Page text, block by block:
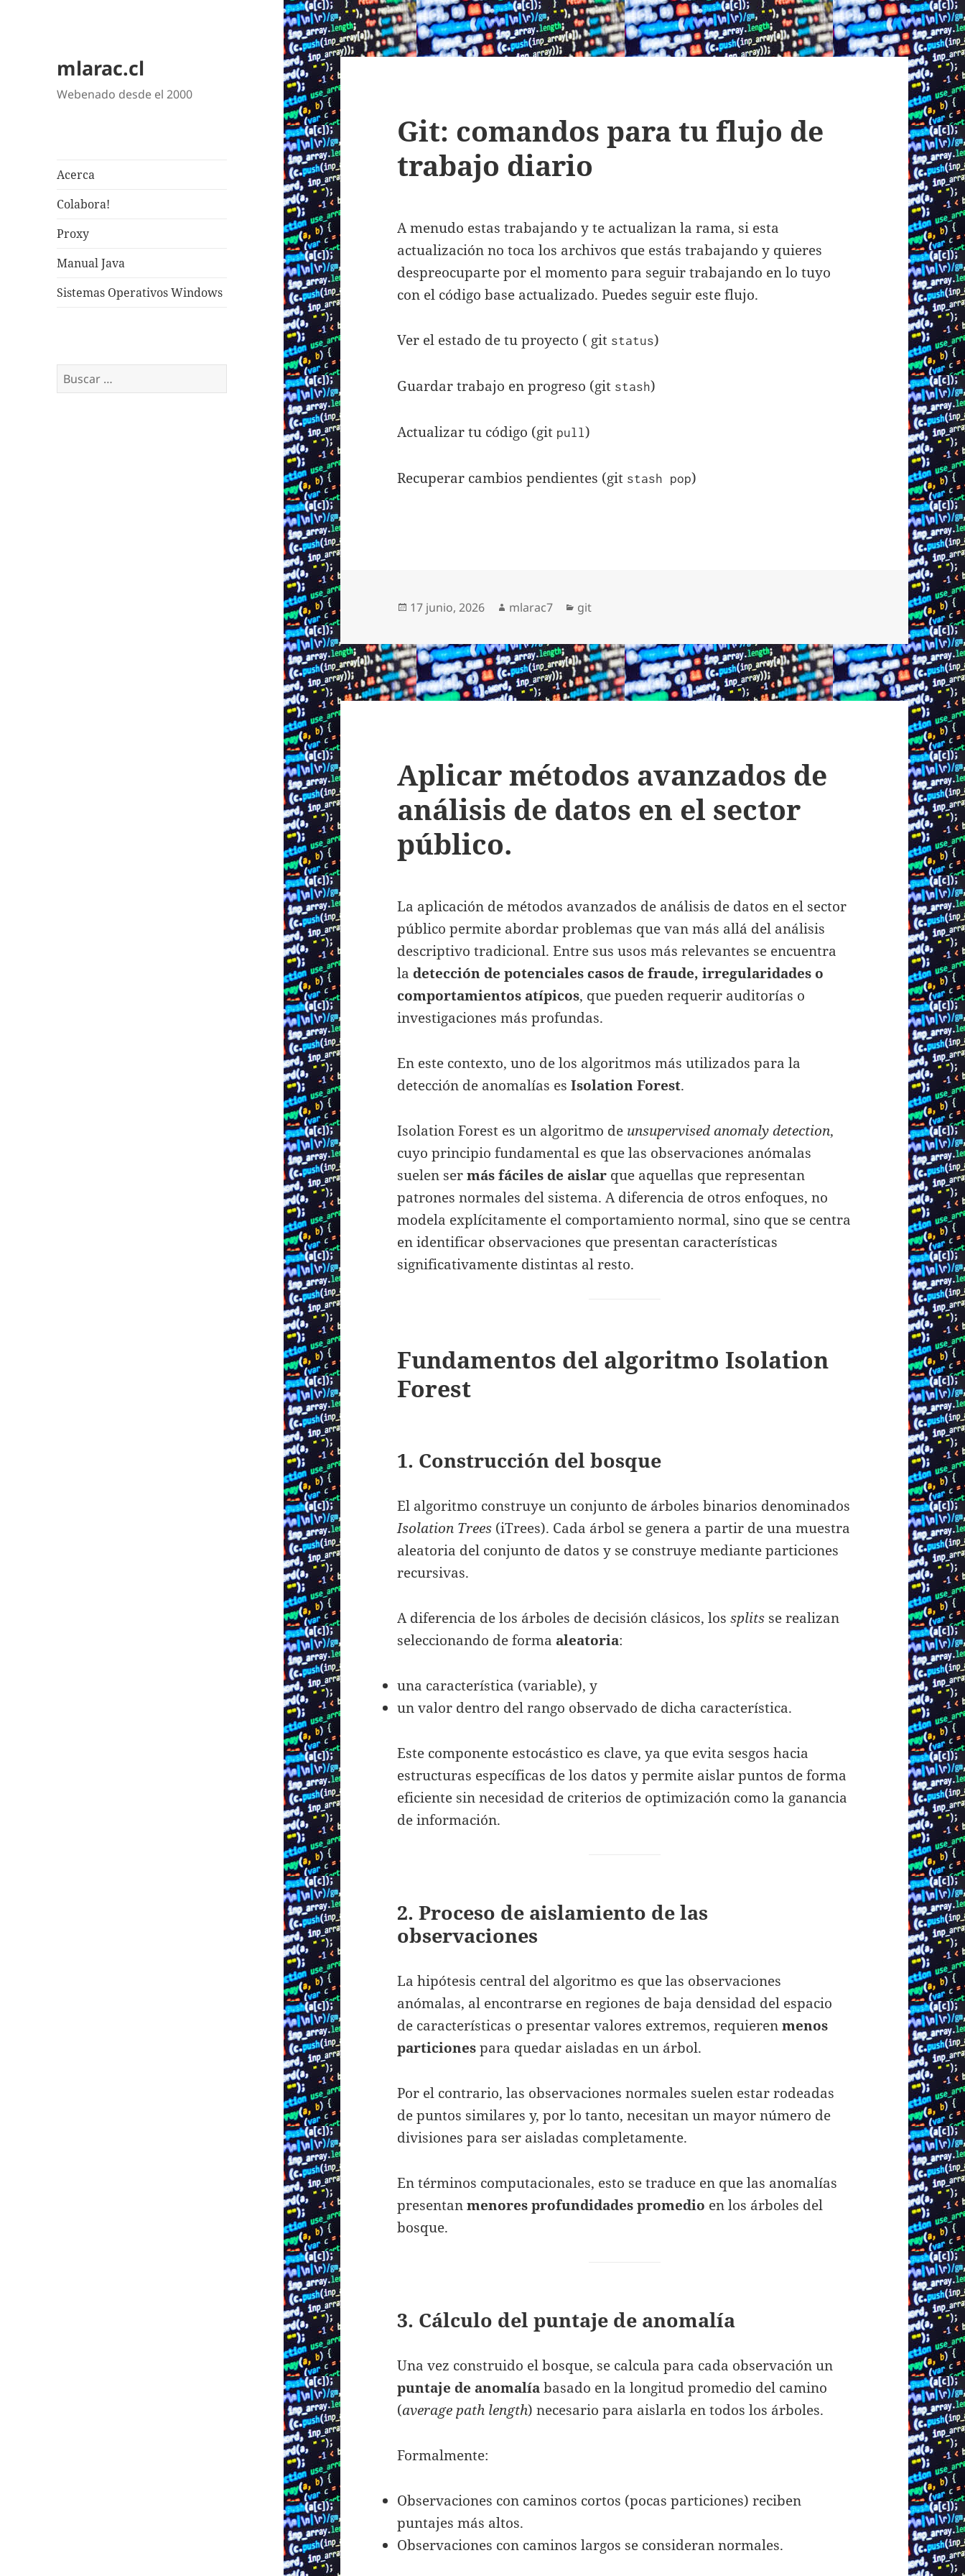
mlarac.cl
Webenado desde el 2000
Acerca
Colabora!
Proxy
Manual Java
Sistemas Operativos Windows
Buscar:
Git: comandos para tu flujo de
trabajo diario
A menudo estas trabajando y te actualizan la rama, si esta
actualización no toca los archivos que estás trabajando y quieres
despreocuparte por el momento para seguir trabajando en lo tuyo
con el código base actualizado. Puedes seguir este flujo.
Ver el estado de tu proyecto ( git status)
Guardar trabajo en progreso (git stash)
Actualizar tu código (git pull)
Recuperar cambios pendientes (git stash pop)
Publicado
17 junio, 2026 Autor
mlarac7 Categorías
git
Aplicar métodos avanzados de
análisis de datos en el sector
público.
La aplicación de métodos avanzados de análisis de datos en el sector
público permite abordar problemas que van más allá del análisis
descriptivo tradicional. Entre sus usos más relevantes se encuentra
la detección de potenciales casos de fraude, irregularidades o
comportamientos atípicos, que pueden requerir auditorías o
investigaciones más profundas.
En este contexto, uno de los algoritmos más utilizados para la
detección de anomalías esIsolation Forest.
Isolation Forest es un algoritmo de unsupervised anomaly detection,
cuyo principio fundamental es que las observaciones anómalas
suelen sermás fáciles de aislar que aquellas que representan
patrones normales del sistema. A diferencia de otros enfoques, no
modela explícitamente el comportamiento normal, sino que se centra
en identificar observaciones que presentan características
significativamente distintas al resto.
Fundamentos del algoritmo Isolation
Forest
1. Construcción del bosque
El algoritmo construye un conjunto de árboles binarios denominados
Isolation Trees (iTrees). Cada árbol se genera a partir de una muestra
aleatoria del conjunto de datos y se construye mediante particiones
recursivas.
A diferencia de los árboles de decisión clásicos, lossplits se realizan
seleccionando de forma aleatoria:
una característica (variable), y
un valor dentro del rango observado de dicha característica.
Este componente estocástico es clave, ya que evita sesgos hacia
estructuras específicas de los datos y permite aislar puntos de forma
eficiente sin necesidad de criterios de optimización como la ganancia
de información.
2. Proceso de aislamiento de las
observaciones
La hipótesis central del algoritmo es que las observaciones
anómalas, al encontrarse en regiones de baja densidad del espacio
de características o presentar valores extremos, requierenmenos
particionespara quedar aisladas en un árbol.
Por el contrario, las observaciones normales suelen estar rodeadas
de puntos similares y, por lo tanto, necesitan un mayor número de
divisiones para ser aisladas completamente.
En términos computacionales, esto se traduce en que las anomalías
presentanmenores profundidades promedio en los árboles del
bosque.
3. Cálculo del puntaje de anomalía
Una vez construido el bosque, se calcula para cada observación un
puntaje de anomalíabasado en la longitud promedio del camino
(average path length) necesario para aislarla en todos los árboles.
Formalmente:
Observaciones con caminos cortos (pocas particiones) reciben
puntajes más altos.
Observaciones con caminos largos se consideran normales.